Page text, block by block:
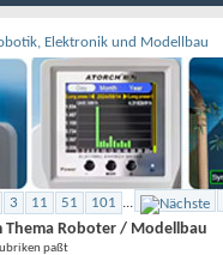
Elektronik und Modellbau
3 11 51 101 ...
Thema Roboter / Modellbau
paßt